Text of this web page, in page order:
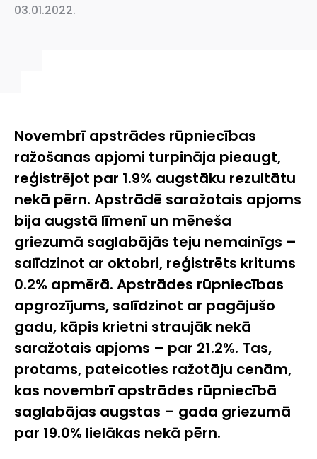
03.01.2022.
Novembrī apstrādes rūpniecības
ražošanas apjomi turpināja pieaugt,
reģistrējot par 1.9% augstāku rezultātu
nekā pērn. Apstrādē saražotais apjoms
bija augstā līmenī un mēneša
griezumā saglabājās teju nemainīgs –
salīdzinot ar oktobri, reģistrēts kritums
0.2% apmērā. Apstrādes rūpniecības
apgrozījums, salīdzinot ar pagājušo
gadu, kāpis krietni straujāk nekā
saražotais apjoms – par 21.2%. Tas,
protams, pateicoties ražotāju cenām,
kas novembrī apstrādes rūpniecībā
saglabājas augstas – gada griezumā
par 19.0% lielākas nekā pērn.